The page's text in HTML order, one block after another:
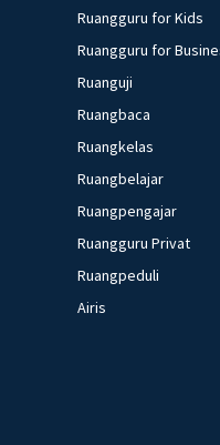
Ruangguru for Kids
Ruangguru for
Ruanguji
Ruangbaca
Ruangkelas
Ruangbelajar
Ruangpengajar
Ruangguru Privat
Ruangpeduli
Airis